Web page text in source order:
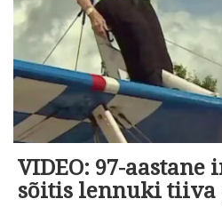
VIDEO: 97-
sõitis lennuki tiiva